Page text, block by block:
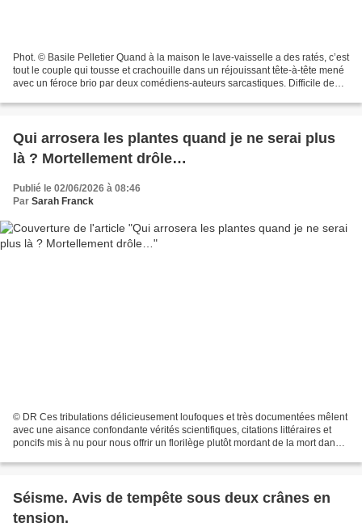
Phot. © Basile Pelletier Quand à la maison le lave-vaisselle a des ratés, c’est
tout le couple qui tousse et crachouille dans un réjouissant tête-à-tête mené
avec un féroce brio par deux comédiens-auteurs sarcastiques. Difficile de
Qui arrosera les plantes quand je ne serai plus
là ? Mortellement drôle…
Publié le 02/06/2026 à 08:46
Par Sarah Franck
© DR Ces tribulations délicieusement loufoques et très documentées mêlent
avec une aisance confondante vérités scientifiques, citations littéraires et
poncifs mis à nu pour nous offrir un florilège plutôt mordant de la mort dans
Séisme. Avis de tempête sous deux crânes en
tension.